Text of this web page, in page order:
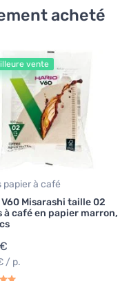
acheté
vente
papier à café
V60 Misarashi taille 02
à café en papier marron,
/ p.